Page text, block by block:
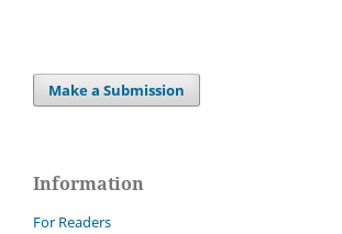
Make a Submission
Information
For Readers